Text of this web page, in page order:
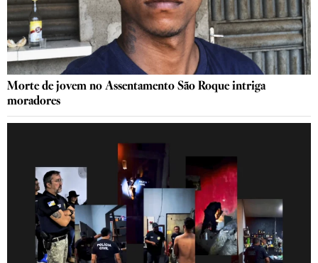
Morte de jovem no Assentamento São Roque intriga
moradores